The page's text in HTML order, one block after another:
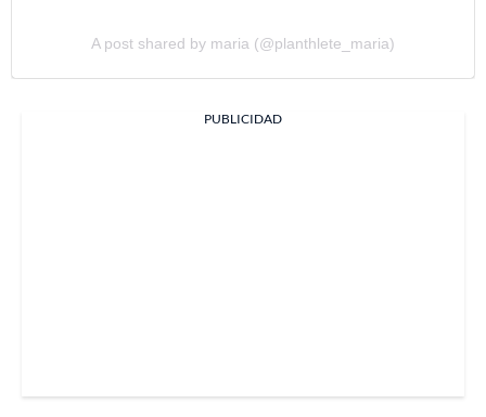
A post shared by maria (@planthlete_maria)
PUBLICIDAD